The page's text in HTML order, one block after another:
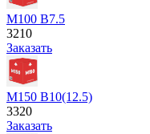
М100 В7.5
3210
Заказать
М150 В10(12.5)
3320
Заказать